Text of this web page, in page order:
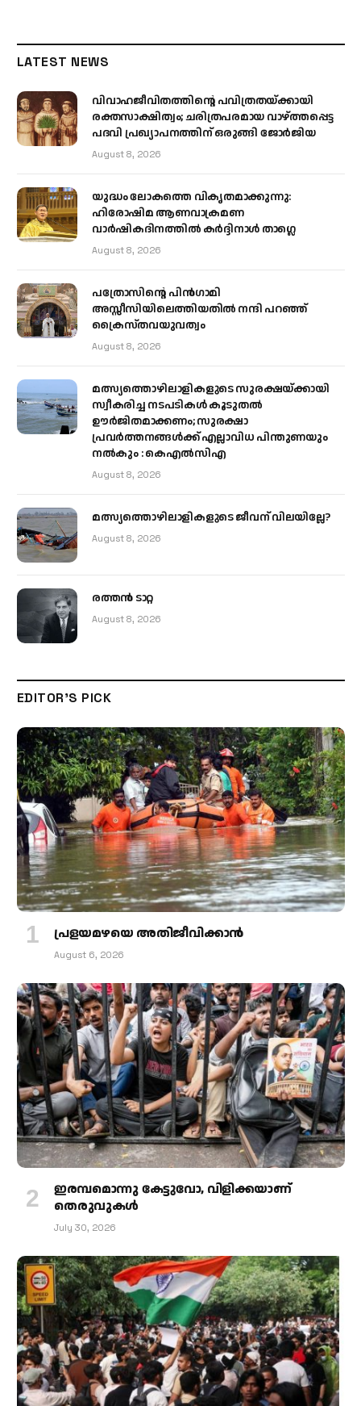
LATEST NEWS
വിവാഹജീവിതത്തിന്റെ പവിത്രതയ്ക്കായി
രക്തസാക്ഷിത്വം; ചരിത്രപരമായ വാഴ്ത്തപ്പെട്ട
പദവി പ്രഖ്യാപനത്തിന് ഒരുങ്ങി ജോര്‍ജിയ
August 8, 2026
യുദ്ധം ലോകത്തെ വികൃതമാക്കുന്നു:
ഹിരോഷിമ ആണവാക്രമണ
വാർഷികദിനത്തിൽ കർദ്ദിനാൾ താഗ്ലെ
August 8, 2026
പത്രോസിന്റെ പിൻഗാമി
അസ്സീസിയിലെത്തിയതിൽ നന്ദി പറഞ്ഞ്
ക്രൈസ്തവയുവത്വം
August 8, 2026
മത്സ്യത്തൊഴിലാളികളുടെ സുരക്ഷയ്ക്കായി
സ്വീകരിച്ച നടപടികൾ കൂടുതൽ
ഊർജിതമാക്കണം; സുരക്ഷാ
പ്രവർത്തനങ്ങൾക്ക് എല്ലാവിധ പിന്തുണയും
നൽകും : കെഎൽസിഎ
August 8, 2026
മത്സ്യത്തൊഴിലാളികളുടെ ജീവന് വിലയില്ലേ?
August 8, 2026
രത്തന്‍ ടാറ്റ
August 8, 2026
EDITOR'S PICK
പ്രളയമഴയെ അതിജീവിക്കാന്‍
August 6, 2026
ഇരമ്പമൊന്നു കേട്ടുവോ, വിളിക്കയാണ്
തെരുവുകള്‍
July 30, 2026